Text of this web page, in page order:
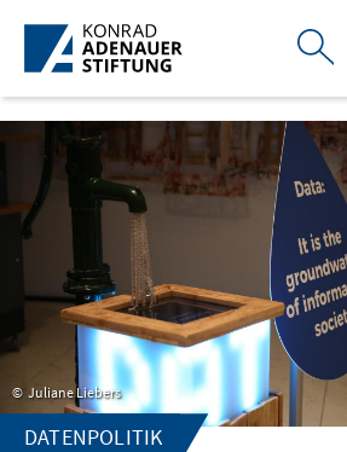
Skip to Main Content
Juliane Liebers
DATENPOLITIK